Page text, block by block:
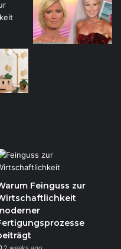
Feinguss zur